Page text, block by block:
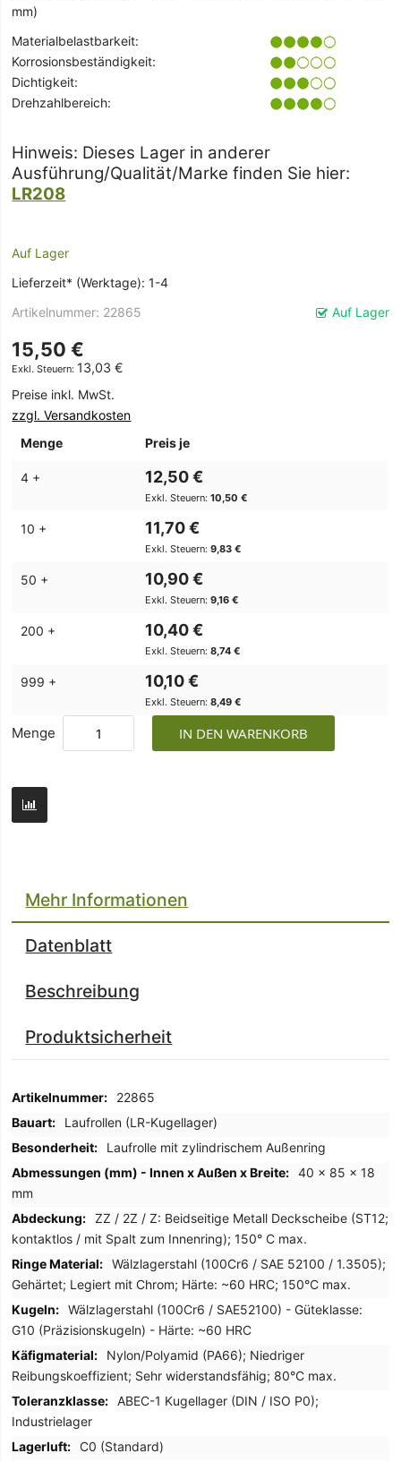
mm)
Materialbelastbarkeit:
Korrosionsbeständigkeit:
Dichtigkeit:
Drehzahlbereich:
Hinweis: Dieses Lager in anderer
Ausführung/Qualität/Marke finden Sie hier:
LR208
Auf Lager
Lieferzeit* (Werktage): 1-4
Auf Lager
Artikelnummer 22865
15,50 €
13,03 €
Preise inkl. MwSt.
zzgl. Versandkosten
Menge
Preis je
4 + 12,50 €
10,50 €
10 + 11,70 €
9,83 €
50 + 10,90 €
9,16 €
200 + 10,40 €
8,74 €
999 + 10,10 €
8,49 €
Menge IN DEN WARENKORB
Mehr Informationen
Datenblatt
Beschreibung
Produktsicherheit
Mehr
Informationen
22865
Laufrollen (LR-Kugellager)
Laufrolle mit zylindrischem Außenring
40 x 85 x 18
mm
ZZ / 2Z / Z: Beidseitige Metall Deckscheibe (ST12;
kontaktlos / mit Spalt zum Innenring); 150° C max.
Wälzlagerstahl (100Cr6 / SAE 52100 / 1.3505);
Gehärtet; Legiert mit Chrom; Härte: ~60 HRC; 150°C max.
Wälzlagerstahl (100Cr6 / SAE52100) - Güteklasse:
G10 (Präzisionskugeln) - Härte: ~60 HRC
Nylon/Polyamid (PA66); Niedriger
Reibungskoeffizient; Sehr widerstandsfähig; 80°C max.
ABEC-1 Kugellager (DIN / ISO P0);
Industrielager
C0 (Standard)